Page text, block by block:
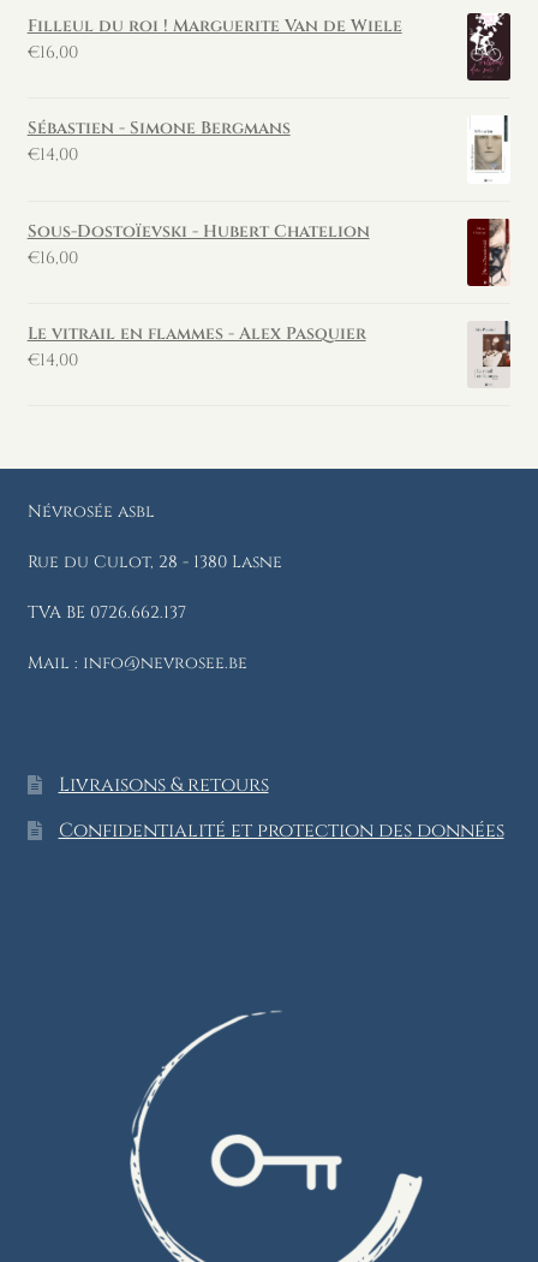
Filleul du roi ! Marguerite Van de Wiele
€16,00
Sébastien - Simone Bergmans
€14,00
Sous-Dostoïevski - Hubert Chatelion
€16,00
Le vitrail en flammes - Alex Pasquier
€14,00
Névrosée asbl
Rue du Culot, 28 - 1380 Lasne
TVA BE 0726.662.137
Mail : info@nevrosee.be
Livraisons & retours
Confidentialité et protection des données